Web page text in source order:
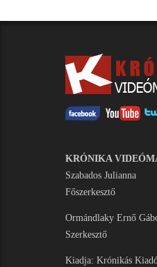
KRÓNIKA
Szabados Julianna
Főszerkesztő
Ormándlaky Ernő
Szerkesztő
Kiadja: Krónikás